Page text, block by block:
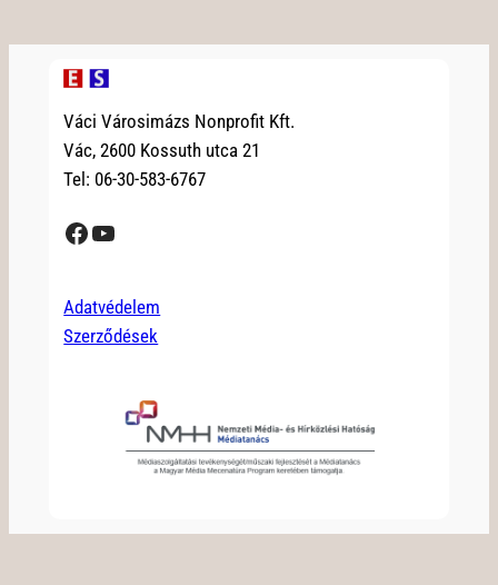
Váci Városimázs Nonprofit Kft.
Vác, 2600 Kossuth utca 21
Tel: 06-30-583-6767
Facebook YouTube
Adatvédelem
Szerződések